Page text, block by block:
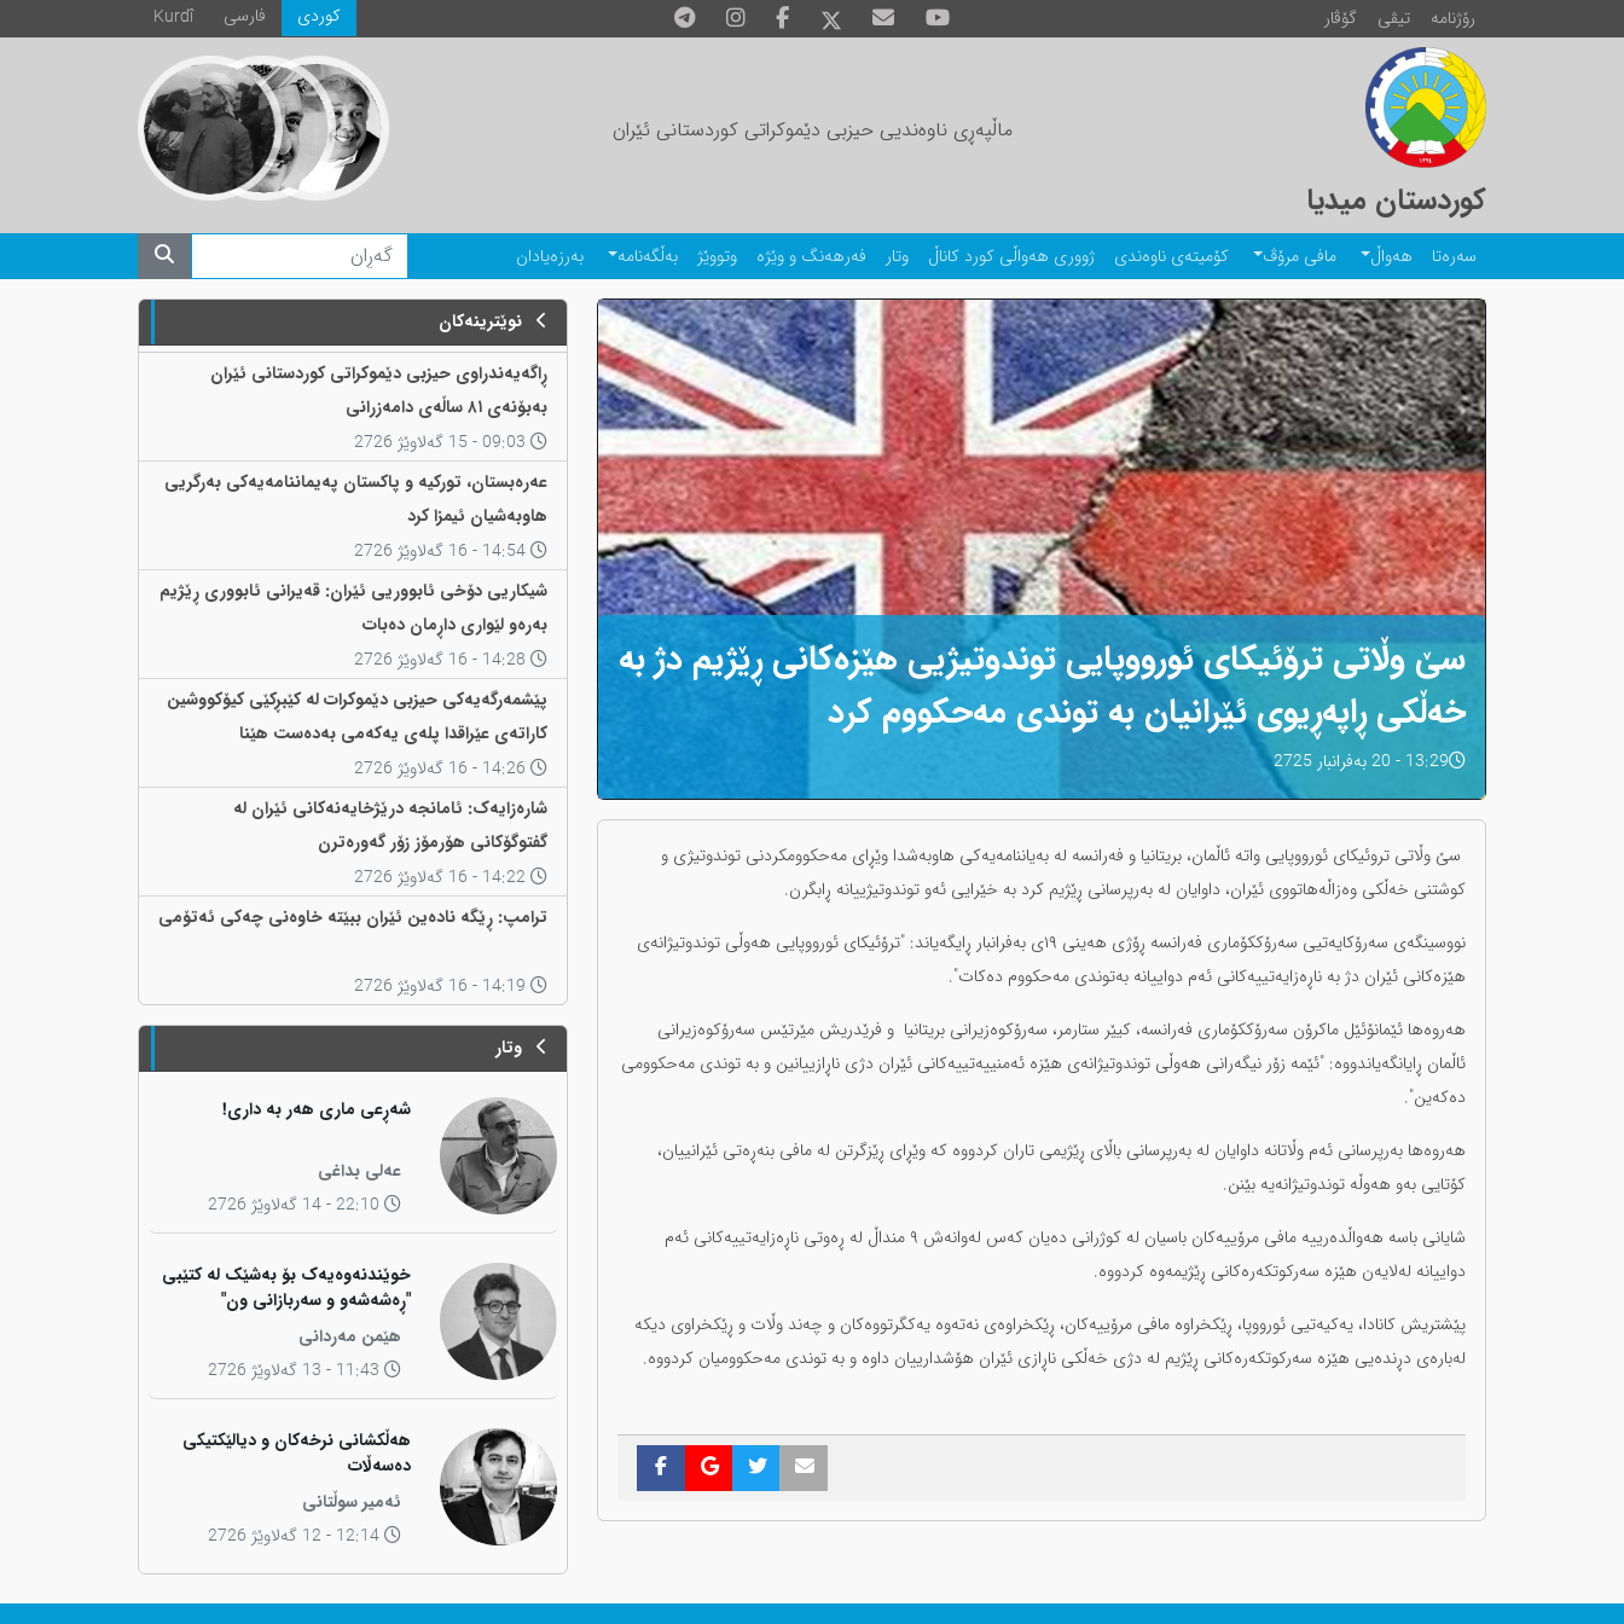
رۆژنامە تیڤی گۆڤار Kurdî فارسی كوردی
کوردستان میدیا
ماڵپەڕی ناوەندیی حیزبی دێموکراتی کوردستانی ئێران
سەرەتا هەواڵ مافی مرۆڤ کۆمیتەی ناوەندی ژووری هەواڵی کورد کاناڵ وتار فەرهەنگ و وێژە وتووێژ بەڵگەنامە بەرزەیادان
سێ وڵاتی ترۆئیکای ئورووپایی توندوتیژیی هێزەکانی ڕێژیم دژ بە
خەڵکی ڕاپەڕیوی ئێرانیان بە توندی مەحکووم کرد
13:29 - 20 بەفرانبار 2725
سێ وڵاتی تروئیکای ئورووپایی واتە ئاڵمان، بریتانیا و فەرانسە لە بەیاننامەیەکی هاوبەشدا وێڕای مەحکوومکردنی توندوتیژی و
کوشتنی خەڵکی وەزاڵەهاتووی ئێران، داوایان لە بەرپرسانی ڕێژیم کرد بە خێرایی ئەو توندوتیژییانە ڕابگرن.
نووسینگەی سەرۆکایەتیی سەرۆککۆماری فەرانسە ڕۆژی هەینی ١٩ی بەفرانبار ڕایگەیاند: "ترۆئیکای ئورووپایی هەوڵی توندوتیژانەی
هێزەکانی ئێران دژ بە ناڕەزایەتییەکانی ئەم دواییانە بەتوندی مەحکووم دەکات".
هەروەها ئێمانۆئێل ماکرۆن سەرۆککۆماری فەرانسە، کیێر ستارمر، سەرۆکوەزیرانی بریتانیا و فرێدریش مێرتێس سەرۆکوەزیرانی
ئاڵمان ڕایانگەیاندووە: "ئێمە زۆر نیگەرانی هەوڵی توندوتیژانەی هێزە ئەمنییەتییەکانی ئێران دژی ناڕازییانین و بە توندی مەحکوومی
دەکەین".
هەروەها بەرپرسانی ئەم وڵاتانە داوایان لە بەرپرسانی باڵای ڕێژیمی تاران کردووە کە وێڕای ڕێزگرتن لە مافی بنەڕەتی ئێرانییان،
کۆتایی بەو هەوڵە توندوتیژانەیە بێنن.
شایانی باسە هەواڵدەرییە مافی مرۆییەکان باسیان لە کوژرانی دەیان کەس لەوانەش ٩ منداڵ لە ڕەوتی ناڕەزایەتییەکانی ئەم
دواییانە لەلایەن هێزە سەرکوتکەرەکانی ڕێژیمەوە کردووە.
پێشتریش کانادا، یەکیەتیی ئورووپا، ڕێکخراوە مافی مرۆییەکان، ڕێکخراوەی نەتەوە یەکگرتووەکان و چەند وڵات و ڕێکخراوی دیکە
لەبارەی دڕندەیی هێزە سەرکوتکەرەکانی ڕێژیم لە دژی خەڵکی ناڕازی ئێران هۆشدارییان داوە و بە توندی مەحکوومیان کردووە.
نوێترینەکان
ڕاگەیەندراوی حیزبی دێموکراتی کوردستانی ئێران
بەبۆنەی ٨١ ساڵەی دامەزرانی
عەرەبستان، تورکیە و پاکستان پەیماننامەیەکی بەرگریی
هاوبەشیان ئیمزا کرد
شیکاریی دۆخی ئابووریی ئێران: قەیرانی ئابووری ڕێژیم
بەرەو لێواری داڕمان دەبات
پێشمەرگەیەکی حیزبی دێموکرات لە کێبڕکێی کیۆکووشین
کاراتەی عێراقدا پلەی یەکەمی بەدەست هێنا
شارەزایەک: ئامانجە درێژخایەنەکانی ئێران لە
گفتوگۆکانی هۆرمۆز زۆر گەورەترن
ترامپ: ڕێگە نادەین ئێران ببێتە خاوەنی چەکی ئەتۆمی
وتار
شەڕعی ماری هەر بە داری!
عەلی بداغی
22:10 - 14 گەلاوێژ 2726
خوێندنەوەیەک بۆ بەشێک لە کتێبی
"ڕەشەشەو و سەربازانی ون"
هێمن مەردانی
11:43 - 13 گەلاوێژ 2726
هەڵکشانی نرخەکان و دیالێکتیکی
دەسەڵات
ئەمیر سوڵتانی
12:14 - 12 گەلاوێژ 2726